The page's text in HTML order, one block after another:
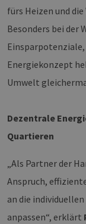
fürs Heizen und
Besonders bei der
Energiekonzept
Umwelt
Dezentrale
Quartieren
„Als Partner der
Anspruch,
an die
anpassen“, erklärt